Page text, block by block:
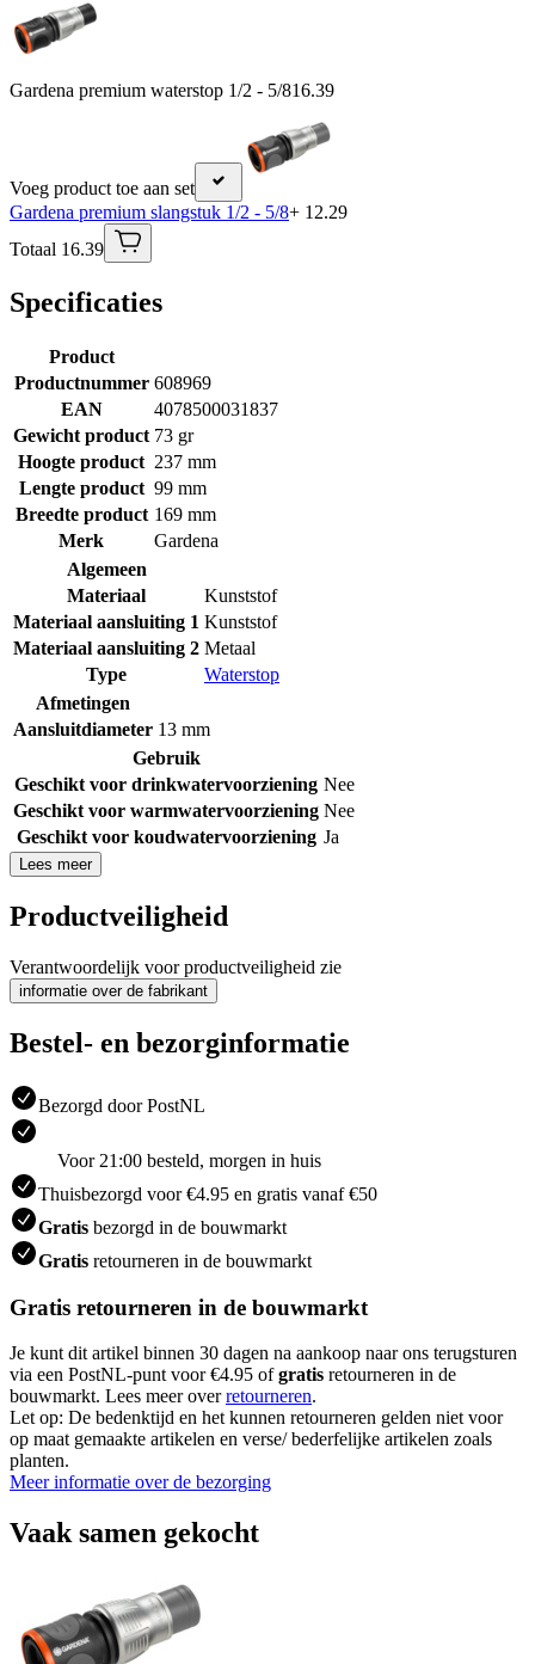
Gardena premium waterstop 1/2 - 5/816.39
Voeg product toe aan set
Gardena premium slangstuk 1/2 - 5/8+ 12.29
Totaal 16.39
Specificaties
Product
Productnummer 608969
EAN
4078500031837
Gewicht product 73 gr
Hoogte product 237 mm
Lengte product 99 mm
Breedte product 169 mm
Merk
Gardena
Algemeen
Materiaal
Kunststof
Materiaal aansluiting 1 Kunststof
Materiaal aansluiting 2 Metaal
Type
Waterstop
Afmetingen
Aansluitdiameter 13 mm
Gebruik
Geschikt voor drinkwatervoorziening Nee
Geschikt voor warmwatervoorziening Nee
Geschikt voor koudwatervoorziening Ja
Lees meer
Productveiligheid
Verantwoordelijk voor productveiligheid zie
informatie over de fabrikant
Bestel- en bezorginformatie
Bezorgd door PostNL
Voor 21:00 besteld, morgen in huis
Thuisbezorgd voor €4.95 en gratis vanaf €50
Gratis bezorgd in de bouwmarkt
Gratis retourneren in de bouwmarkt
Gratis retourneren in de bouwmarkt
Je kunt dit artikel binnen 30 dagen na aankoop naar ons terugsturen
via een PostNL-punt voor €4.95 ofgratis retourneren in de
bouwmarkt. Lees meer overretourneren.
Let op: De bedenktijd en het kunnen retourneren gelden niet voor
op maat gemaakte artikelen en verse/ bederfelijke artikelen zoals
planten.
Meer informatie over de bezorging
Vaak samen gekocht